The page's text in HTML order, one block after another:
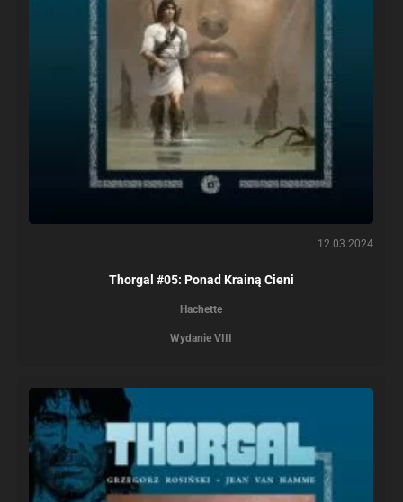
12.03.2024
Thorgal #05: Ponad Krainą Cieni
Hachette
Wydanie VIII